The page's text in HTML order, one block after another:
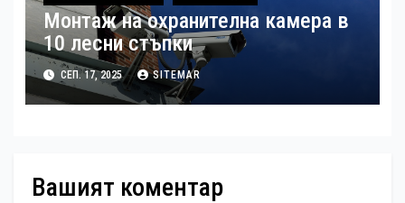
Монтаж на охранителна камера в
10 лесни стъпки
СЕП. 17, 2025 SITEMAR
Вашият коментар